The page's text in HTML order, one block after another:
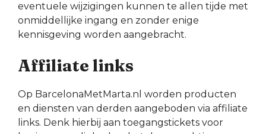
eventuele wijzigingen kunnen te allen tijde met
onmiddellijke ingang en zonder enige
kennisgeving worden aangebracht.
Affiliate links
Op BarcelonaMetMarta.nl worden producten
en diensten van derden aangeboden via affiliate
links. Denk hierbij aan toegangstickets voor